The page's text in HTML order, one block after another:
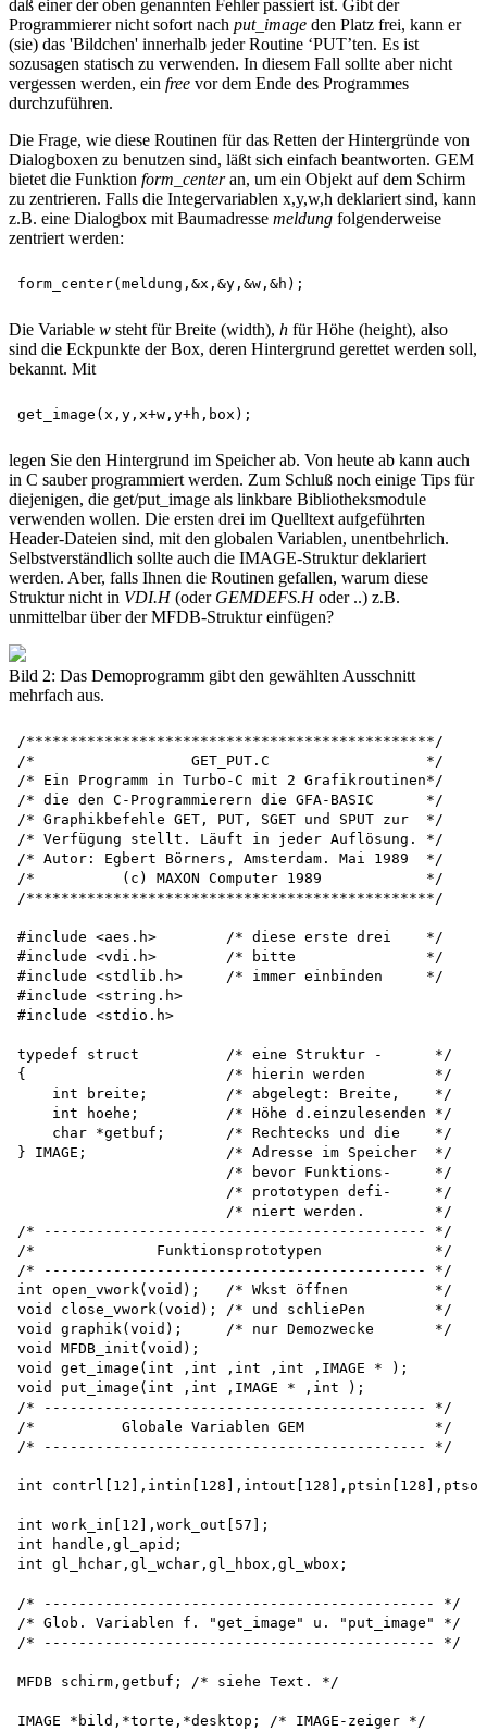
daß einer der oben genannten Fehler passiert ist. Gibt der
Programmierer nicht sofort nach put_image den Platz frei, kann er
(sie) das 'Bildchen' innerhalb jeder Routine ‘PUT’ten. Es ist
sozusagen statisch zu verwenden. In diesem Fall sollte aber nicht
vergessen werden, ein free vor dem Ende des Programmes
durchzuführen.
Die Frage, wie diese Routinen für das Retten der Hintergründe von
Dialogboxen zu benutzen sind, läßt sich einfach beantworten. GEM
bietet die Funktion form_centeran, um ein Objekt auf dem Schirm
zu zentrieren. Falls die Integervariablen x,y,w,h deklariert sind, kann
z.B. eine Dialogbox mit Baumadresse meldung folgenderweise
zentriert werden:
Die Variable w steht für Breite (width), h für Höhe (height), also
sind die Eckpunkte der Box, deren Hintergrund gerettet werden soll,
bekannt. Mit
legen Sie den Hintergrund im Speicher ab. Von heute ab kann auch
in C sauber programmiert werden. Zum Schluß noch einige Tips für
diejenigen, die get/put_image als linkbare Bibliotheksmodule
verwenden wollen. Die ersten drei im Quelltext aufgeführten
Header-Dateien sind, mit den globalen Variablen, unentbehrlich.
Selbstverständlich sollte auch die IMAGE-Struktur deklariert
werden. Aber, falls Ihnen die Routinen gefallen, warum diese
Struktur nicht in VDI.H(oder GEMDEFS.Hoder ..) z.B.
unmittelbar über der MFDB-Struktur einfügen?
Bild 2: Das Demoprogramm gibt den gewählten Ausschnitt
mehrfach aus.
/***********************************************/ 
/*                  GET_PUT.C                  */
/* Ein Programm in Turbo-C mit 2 Grafikroutinen*/ 
/* die den C-Programmierern die GFA-BASIC      */
/* Graphikbefehle GET, PUT, SGET und SPUT zur  */ 
/* Verfügung stellt. Läuft in jeder Auflösung. */ 
/* Autor: Egbert Börners, Amsterdam. Mai 1989  */ 
/*          (c) MAXON Computer 1989            */
/***********************************************/

#include <aes.h>        /* diese erste drei    */
#include <vdi.h>        /* bitte               */
#include <stdlib.h>     /* immer einbinden     */
#include <string.h>
#include <stdio.h>

typedef struct          /* eine Struktur -      */
{                       /* hierin werden        */
    int breite;         /* abgelegt: Breite,    */
    int hoehe;          /* Höhe d.einzulesenden */
    char *getbuf;       /* Rechtecks und die    */
} IMAGE;                /* Adresse im Speicher  */
                        /* bevor Funktions-     */
                        /* prototypen defi-     */
                        /* niert werden.        */
/* -------------------------------------------- */
/*              Funktionsprototypen             */
/* -------------------------------------------- */
int open_vwork(void);   /* Wkst öffnen          */
void close_vwork(void); /* und schliePen        */
void graphik(void);     /* nur Demozwecke       */
void MFDB_init(void);
void get_image(int ,int ,int ,int ,IMAGE * ); 
void put_image(int ,int ,IMAGE * ,int );
/* -------------------------------------------- */
/*          Globale Variablen GEM               */
/* -------------------------------------------- */

int contrl[12],intin[128],intout[128],ptsin[128],ptsout[128];

int work_in[12],work_out[57]; 
int handle,gl_apid;
int gl_hchar,gl_wchar,gl_hbox,gl_wbox;

/* --------------------------------------------- */
/* Glob. Variablen f. "get_image" u. "put_image" */
/* --------------------------------------------- */

MFDB schirm,getbuf; /* siehe Text. */

IMAGE *bild,*torte,*desktop; /* IMAGE-zeiger */

int Hires,Medres,Lowres; /* Auflösungsvar.*/
int pixhoehe; /* Höhe des Ausschnitts */
int schirm_vertik; /* Vert.Auf1.Bildschirm */
int pxyar[8]; /* für Koordinaten. */
int mode; /* für log.Verknüpfung: */
/* Die meist gebrauchte sind: */
/* S_ONLY 3 überschreiben */
/* S_XOR_D 6 Grapm.3 GFA */
/* S_OR_D 7 transparent */
/* NOTS_OR_D 13 inv. transpar. */

#define TRUE        1
#define FALSE       0

/***********************************************/

void main()
{
    if(open_vwork() == TRUE) {
        #define max_breite (640-Lowres*320)-lastw+1 
        int x0,y0,x1,y1;
        int mousex,mousey,lastw,lasth,button,dum; 
    int x,y;
    char *meldung[] = {
        "[0][ | Desktop eingelesen. |][ Ahh ]",
        "[0][ | Torte auch... |] [ Hmm ]",
        "[0][ ][Ende|Weiter]",
        "[0][| GrüPe aus ... |][ Amsterdam ]"
        };
    /* f.jede IMAGE-Struktur Platz reservieren */ 
    bild = (IMAGE *) malloc(sizeof(IMAGE)); 
    torte = (IMAGE *) malloc(sizeof(IMAGE)); 
    desktop = (IMAGE *) malloc(sizeof(IMAGE));

    MFDB_init(); /* MFDB-Struktur init. */
    graf_mouse(M_OFF, 0x0L) ; /* Maus raus. */
    x = 639-Lowres*320; /* Nur für Demo- */
    y = 399-Lowres*200-Medres*200; /* zwecke */

    get_image (0,0, x, y, desktop) ; /* Desktop einlesen */
    form_alert(1, meldung[0]);
    graphik(); /* Demographik darstellen */
    get_image(0,0,x,y,torte); /* Torte einlesen*/ 
    form_alert(1, meldung[1]);
    graf_mouse(THIN_CROSS,0); /* Fadenkreuz */
    graf_mouse(M_ON,0);

    while(TRUE) {
                        /* Mausknopf? */ 
        vq_mouse(handle,&button,&mousex,(mousey); 
        if( button == 1 ) {
            dum = lastw = lasth — 0;
            evnt_timer(300,0); /* bremsen */
            /* Rechteck zeichnen mit 'Gummibox' */ 
            graf_rubberbox(mousex,mousey,dum,dum, (lastw, &lasth);

            /* dies sind die Koordinaten... */
            x0=mousex; y0=mousey; x1=x0+lastw-l; 
            y1 = y0+lasth-1; 
            graf_mouse(M_OFF,0x0L); 
            evnt_timer(300,0);
                        /* Bild abspeichern */ 
            get_image(x0,y0,x1,y1,bild);
                        /* Desktop 'PUT'ten */ 
            put_image(0,0,desktop,S_ONLY);

            if((bild ->getbuf >0) {/*kein Fehler? */ 
                y = 12+Hires*7;
                for(x=0; x<max_breite; x += lastw) 
                    put_image(x,y,bild,S_ONLY);

                free(bild -> getbuf); /* Speicher */ 
            } /* wieder freigeben */

            button =0;
            graf_mouse(M_ON,0x0L);

            if( form_alert(1 , meldung[2]) == 1) 
            break; /* Ende: aus Schleife */

            graf_mouse(M_OFF, 0); 
            put_image(0,0,torte,S_ONLY); 
            graf_mouse(M_ON,0); 
            graf_mouse(THIN_CROSS, 0);
        } /* if */
    } /* while */

    free(torte -> getbuf); /* alle reserv.Platz */ 
    free(desktop -> getbuf); /* wieder frei */
    form_alert(1 , meldung[3]); 
    close_vwork();
}
else
    printf("Fehler bei der Programminitialisierung");
exit (0);
}

/* ----------------------------------------- */
/*              open_vwork()                 */
/*          Arbeitsstation öffnen            */
/* ----------------------------------------- */

int open_vwork()
{
    register int i;
            /* anmelden bei AES */
    if((gl_apid = appl_init()) != -1) {

        for(i = 1; i < 10; work_in[i++] = 0); 
        work_in[10] = 2;
        handle = graf_handle(&gl_wchar,&gl_hchar, 
                             &gl_wbox, &gl_hbox);
        work_in[0] = handle;
        v_opnvwk(work_in, &handle, work_out); 
        return(TRUE); /* hat geklappt */
    }
    else
        return(FALSE); /* oder nicht */
}

/* -------------------------------------------- */
/*                  close_vwork()               */
/*          Arbeitsstation wieder schließen     */
/* -------------------------------------------- */

void close_vwork()
{
    v_clsvwk(handle); /* Station schließen */
    appl_exit(); /* abmelden bei AES */
}

/* -------------------------------------------- */
/*              void graphik(void)              */
/*  Routine die Torte auf dem Schirm darstellt  */ 
/* -------------------------------------------- */

void graphik(void)
{
    int i, farbe;
    /* Auflösungsabh. Korrekturvariabl.f. Demo */
    int x_korr = Lowres*320;
    int y_korr = (Lowres || Medres)*200;
    int x           = (640-x_korr)/2; /* Mittelpunkt*/ 
    int y           = (400-y_korr)/2; /* d.Schirmes */ 
    int radius      = 170-85*Lowres;
    vswr_mode(handle, MD_REPLACE);    /* überschreib*/ 
    vsf_color(handle, BLACK);         /* Füllfarbe */
    vsf_interior(handle, 3);          /* Fülltyp */

    for(i=0, farbe=1; i<3600; i += 450, farbe ++) {
        vsf_style(handle, (i+450)/450);
        if(Lowres | Medres) {       /* Farbbetrieb*/
            if((farbe % 4) ==0) /* farbe MOD 4*/
                farbe = 1;
            vsf_color(handle, farbe); /* Füllfarbe */
        }
        v_pie(handle, x, y, radius, i, i+400); /* Torte! */
    }
    vst_color(handle, BLACK); 
    vswr_mode(handle, MD_TRANS); 
    if (Hires) 
        y = 390; 
    else
        y = 190; 
    v_gtext(handle, x-135, y,"Bitte zeichnen Sie eine <Rubberbox>");
}

/***********************************************/ 
/*                  MFDB_init-routine          */
/* läPt die MFDB-Struktur 'schirm' automatisch */ 
/* Auflösungsabhängig ausfüllen, da Adressen-  */ 
/* Mitglied gleich 0 ist. I.d.Struktur 'getbuf'*/ 
/* (Puffer für GET) kann nur d. Anzahl der Bit-*/ 
/* Ebenen geschrieben werden. D. Routine bitte */ 
/* aufrufen bevor "get_image" oder "put_image".*/ 
/***********************************************/

void MFDB_init()
{
    schirm.fd_addr =0; /* Startadresse d. Bild-*/
                       /* schirms. ( = Flag) */

    schirm_vertik = work_out[1]; /* y-Auflösung*/

    /* Information über Anzahl der Bit-Ebenen (= */
    /* Anzahl Bits pro Pixel{färbe)) wird bei VDI */ 
    /* eingeholt. Die »erweiterte« Information */ 
    /* wird nach Aufruf der Funktion 'vq_extend' */ 
    /* in work_out[4] geschrieben. */

    vq_extnd(handle, 1, work_out); 
    getbuf.fd_nplanes = schirm.fd_nplanes = work_out[4];

    /* Die akt. Auflösung läPt sich so herleiten */
    switch (work_out[4]) {
        case 4: Lowres = TRUE; break; 
        case 2: Medres = TRUE; break; 
        case 1: Hires = TRUE;
    }
}

/A**********************************************/
/*             get_image - Routine             */
/* Routine liest ein Bildschirmrechteck ein    */
/* in d. Speicherbereich der m. "malloc" belegt*/
/* wird. Routine braucht als Parameter die Eck-*/
/* punkte des Quellrechtecks und d. Zeiger auf */
/*               eine IMAGE-Struktur.          */
/***********************************************/

void get_image(int x0,int y0,int x1,int y1,
               IMAGE * g_image)
{
    char *memory; /* Zeiger für "malloc" */
    int anzahl_byte,pixbreite,pix;
                /* Anzahl Pixel pro Byte*/ 
    pix = 8 / schirm.fd_nplanes;
    graf_mouse(256,0x0L); /* Maus aus */

    pixbreite=((x1-x0)+16) & 0xFFF0; /* d. 16 teilbar */
    pixhoehe = y1-y0;   /* Pixelhöhe d.Rechtecks*/

    if(pixbreite <=0 || pixhoehe <=0)
        g_image -> getbuf =0; /* keine Bomben bitte*/ 
    else {
        /* Bildschirmkoordinaten (= Quelle) und */
        pxyar[0]=x0; pxyar[1]=y0; pxyar[2]=x1;
        pxyar[3]=y1;
        /* Zieleckp. (linksoben anfangen) eintragen*/ 
        pxyar[4]=0; pxyar[5]=0; pxyar[6]=x1-x0; 
        pxyar[7]=pixhoehe;

        /* Anzahl Bytes des Rechtecks ausrechnen */ 
        anzahl_byte=(pixbreite / pix)*(pixhoehe + 1) + 8;


        /*          RAM-Platz reservieren       */
        memory = malloc(anzahl_byte*sizeof(char));

        if ( memory > 0 ) { /* falls Platz ist */

            g_image ->breite = x1-x0; /* Br. in IMAGE */ 
            g_image ->hoehe =